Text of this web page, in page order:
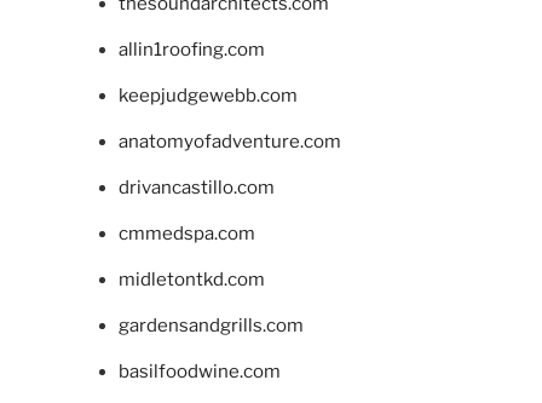
allin1roofing.com
keepjudgewebb.com
anatomyofadventure.com
drivancastillo.com
cmmedspa.com
midletontkd.com
gardensandgrills.com
basilfoodwine.com